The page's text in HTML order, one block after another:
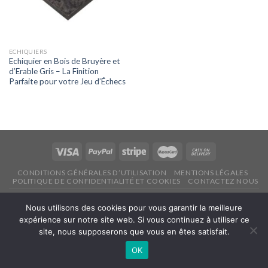
ECHIQUIERS
Echiquier en Bois de Bruyère et
d’Erable Gris – La Finition
Parfaite pour votre Jeu d’Échecs
CONDITIONS GÉNÉRALES D’UTILISATION
MENTIONS LÉGALES
POLITIQUE DE CONFIDENTIALITÉ ET COOKIES
CONTACTEZ NOUS
Français
Nous utilisons des cookies pour vous garantir la meilleure
expérience sur notre site web. Si vous continuez à utiliser ce
site, nous supposerons que vous en êtes satisfait.
OK